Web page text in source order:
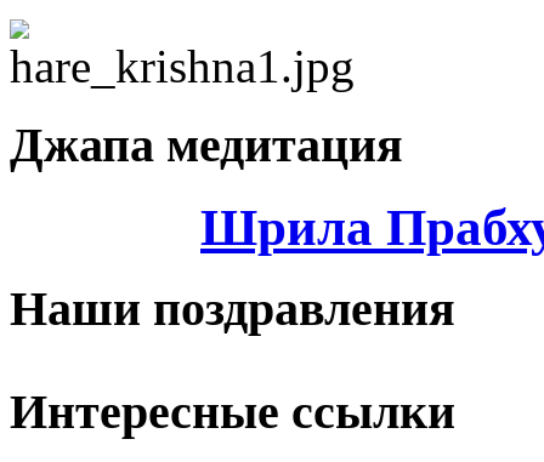
Джапа медитация
Шрила
Наши поздравления
Интересные ссылки